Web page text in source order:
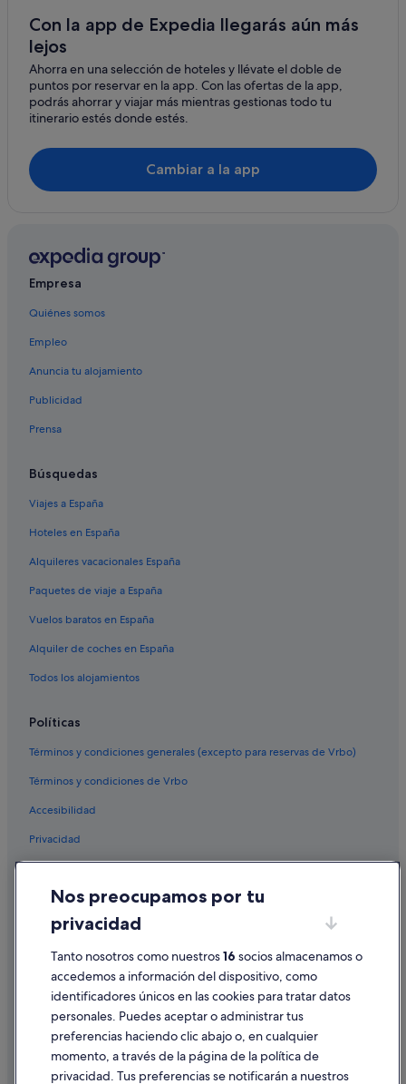
Con la app de Expedia llegarás aún más
lejos
Ahorra en una selección de hoteles y llévate el doble de
puntos por reservar en la app. Con las ofertas de la app,
podrás ahorrar y viajar más mientras gestionas todo tu
itinerario estés donde estés.
Cambiar a la app
Empresa
Quiénes somos
Empleo
Anuncia tu alojamiento
Publicidad
Prensa
Búsquedas
Viajes a España
Hoteles en España
Alquileres vacacionales España
Paquetes de viaje a España
Vuelos baratos en España
Alquiler de coches en España
Todos los alojamientos
Políticas
Términos y condiciones generales (excepto para reservas de Vrbo)
Términos y condiciones de Vrbo
Accesibilidad
Privacidad
Cookies
Condiciones de uso
Información legal/contacto
Pautas sobre el contenido y cómo denunciar contenido
Ayuda
Cancelar un vuelo
Nos preocupamos por tu
privacidad
Tanto nosotros como nuestros16 socios almacenamos o
accedemos a información del dispositivo, como
identificadores únicos en las cookies para tratar datos
personales. Puedes aceptar o administrar tus
preferencias haciendo clic abajo o, en cualquier
momento, a través de la página de la política de
privacidad. Tus preferencias se notificarán a nuestros